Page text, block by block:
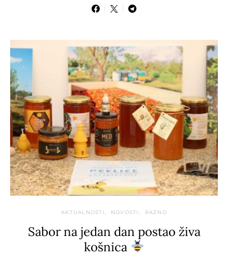
AKTUALNOSTI NOVOSTI RAZNO
Sabor na jedan dan postao živa
košnica